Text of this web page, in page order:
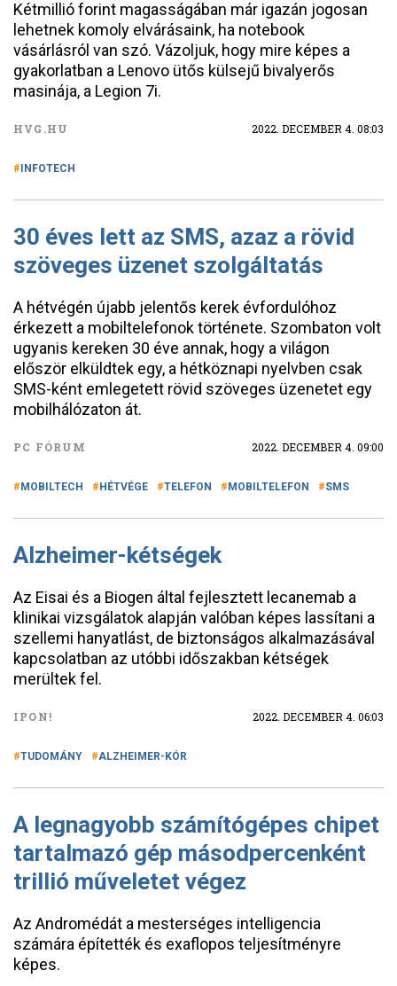
Kétmillió forint magasságában már igazán jogosan
lehetnek komoly elvárásaink, ha notebook
vásárlásról van szó. Vázoljuk, hogy mire képes a
gyakorlatban a Lenovo ütős külsejű bivalyerős
masinája, a Legion 7i.
HVG.HU 2022. DECEMBER 4. 08:03
INFOTECH
30 éves lett az SMS, azaz a rövid
szöveges üzenet szolgáltatás
A hétvégén újabb jelentős kerek évfordulóhoz
érkezett a mobiltelefonok története. Szombaton volt
ugyanis kereken 30 éve annak, hogy a világon
először elküldtek egy, a hétköznapi nyelvben csak
SMS-ként emlegetett rövid szöveges üzenetet egy
mobilhálózaton át.
PC FÓRUM 2022. DECEMBER 4. 09:00
MOBILTECH HÉTVÉGE TELEFON MOBILTELEFON SMS
Alzheimer-kétségek
Az Eisai és a Biogen által fejlesztett lecanemab a
klinikai vizsgálatok alapján valóban képes lassítani a
szellemi hanyatlást, de biztonságos alkalmazásával
kapcsolatban az utóbbi időszakban kétségek
merültek fel.
IPON! 2022. DECEMBER 4. 06:03
TUDOMÁNY ALZHEIMER-KÓR
A legnagyobb számítógépes chipet
tartalmazó gép másodpercenként
trillió műveletet végez
Az Andromédát a mesterséges intelligencia
számára építették és exaflopos teljesítményre
képes.